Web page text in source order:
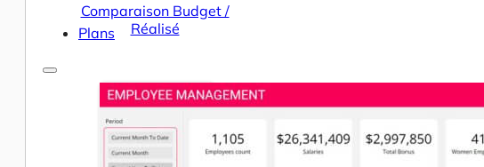
Plans
Comparaison Budget /
Réalisé